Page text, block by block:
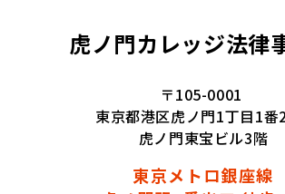
虎ノ門カレッジ法律
〒105-0001
東京都港区虎ノ門1丁目1番
虎ノ門東宝ビル3階
東京メトロ銀座線